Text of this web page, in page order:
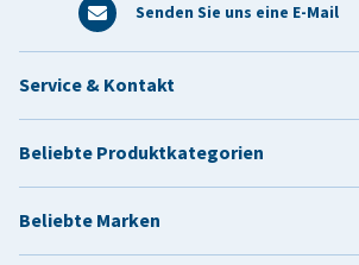
Senden Sie uns eine E-Mail
Service & Kontakt
Beliebte Produktkategorien
Beliebte Marken